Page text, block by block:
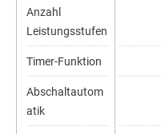
Anzahl
Leistungsstufen
Timer-Funktion
Abschaltautom
atik